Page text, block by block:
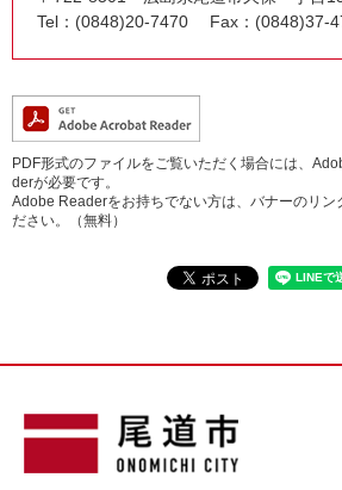
Tel：(0848)20-7470
Fax：(0848)37-
PDF形式のファイルをご覧いただく場合には、
derが必要です。
Adobe Readerをお持ちでない方は、バナーのリン
ださい。（無料）